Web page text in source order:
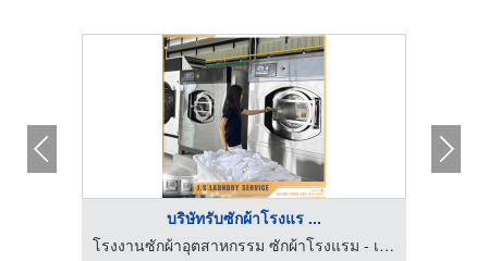
บริษัทรับซักผ้าโรงแร ...
โรงงานซักผ้าอุตสาหกรรม ซักผ้าโรงแรม - เจ.เอส.ลอนดรี้